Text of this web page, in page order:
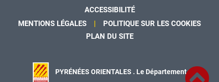
ACCESSIBILITÉ
MENTIONS LÉGALES
POLITIQUE SUR LES COOKIES
PLAN DU SITE
PYRÉNÉES ORIENTALES . Le Département